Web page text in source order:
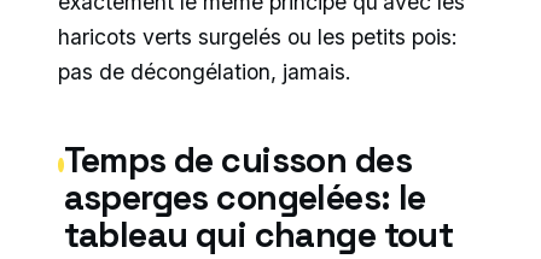
haricots verts surgelés ou les petits pois:
pas de décongélation, jamais.
Temps de cuisson des
asperges congelées: le
tableau qui change tout